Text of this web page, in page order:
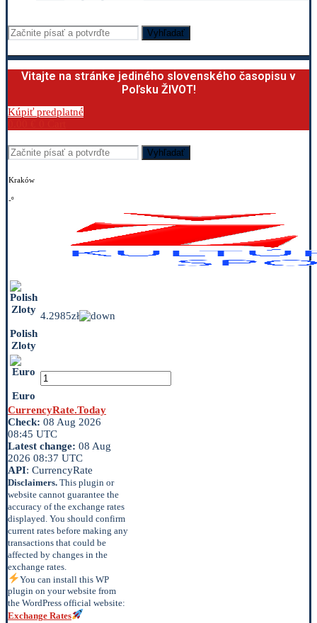
Vyhľadať
Vitajte na stránke jediného slovenského časopisu v
Poľsku ŽIVOT!
Kúpiť predplatné
Vyhľadať
Kraków
-º
Polish
Zloty
4.2985zł
Euro
CurrencyRate.Today
Check: 08 Aug 2026
08:45 UTC
Latest change: 08 Aug
2026 08:37 UTC
API: CurrencyRate
Disclaimers. This plugin or
website cannot guarantee the
accuracy of the exchange rates
displayed. You should confirm
current rates before making any
transactions that could be
affected by changes in the
exchange rates.
You can install this WP
plugin on your website from
the WordPress official website:
Exchange Rates